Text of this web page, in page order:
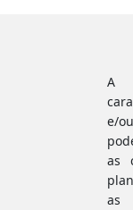
A
e/
as
as